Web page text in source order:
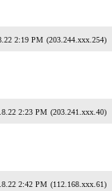
2:19 PM (203.244.xxx.254)
2:23 PM (203.241.xxx.40)
2:42 PM (112.168.xxx.61)